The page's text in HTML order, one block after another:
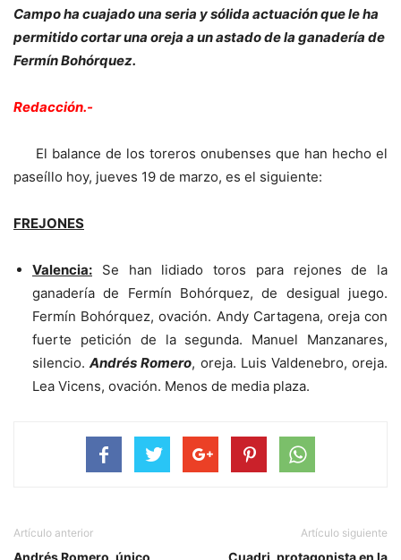
Campo ha cuajado una seria y sólida actuación que le ha
permitido cortar una oreja a un astado de la ganadería de
Fermín Bohórquez.
Redacción.-
El balance de los toreros onubenses que han hecho el
paseíllo hoy, jueves 19 de marzo, es el siguiente:
FREJONES
Valencia: Se han lidiado toros para rejones de la
ganadería de Fermín Bohórquez, de desigual juego.
Fermín Bohórquez, ovación. Andy Cartagena, oreja con
fuerte petición de la segunda. Manuel Manzanares,
silencio.Andrés Romero, oreja. Luis Valdenebro, oreja.
Lea Vicens, ovación. Menos de media plaza.
Artículo anterior
Andrés Romero, único
Artículo siguiente
Cuadri, protagonista en la